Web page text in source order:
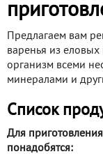
Предлагаем вам
варенья из еловых
организм всеми
минералами и
Список
Для
понадобятся: